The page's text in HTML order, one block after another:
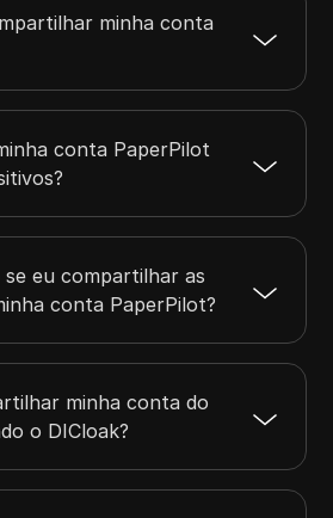
minha conta
conta PaperPilot
eu compartilhar as
conta PaperPilot?
minha conta do
o DICloak?